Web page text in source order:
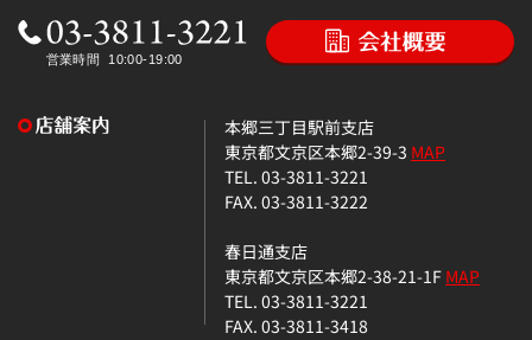
本郷三丁目駅前支店
東京都文京区本郷2-39-3 MAP
TEL. 03-3811-3221
FAX. 03-3811-3222
春日通支店
東京都文京区本郷2-38-21-1FMAP
TEL. 03-3811-3221
FAX. 03-3811-3418